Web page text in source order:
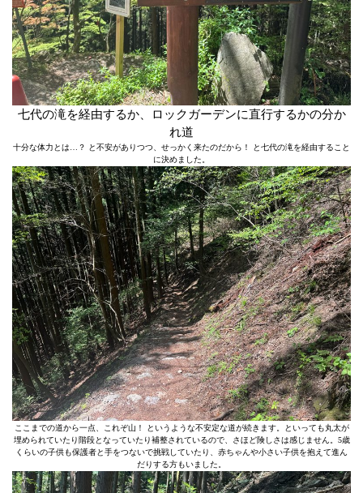
七代の滝を経由するか、ロックガーデンに直行するかの分か
れ道
十分な体力とは…？ と不安がありつつ、せっかく来たのだから！ と七代の滝を経由すること
に決めました。
ここまでの道から一点、これぞ山！ というような不安定な道が続きます。といっても丸太が
埋められていたり階段となっていたり補整されているので、さほど険しさは感じません。5歳
くらいの子供も保護者と手をつないで挑戦していたり、赤ちゃんや小さい子供を抱えて進ん
だりする方もいました。